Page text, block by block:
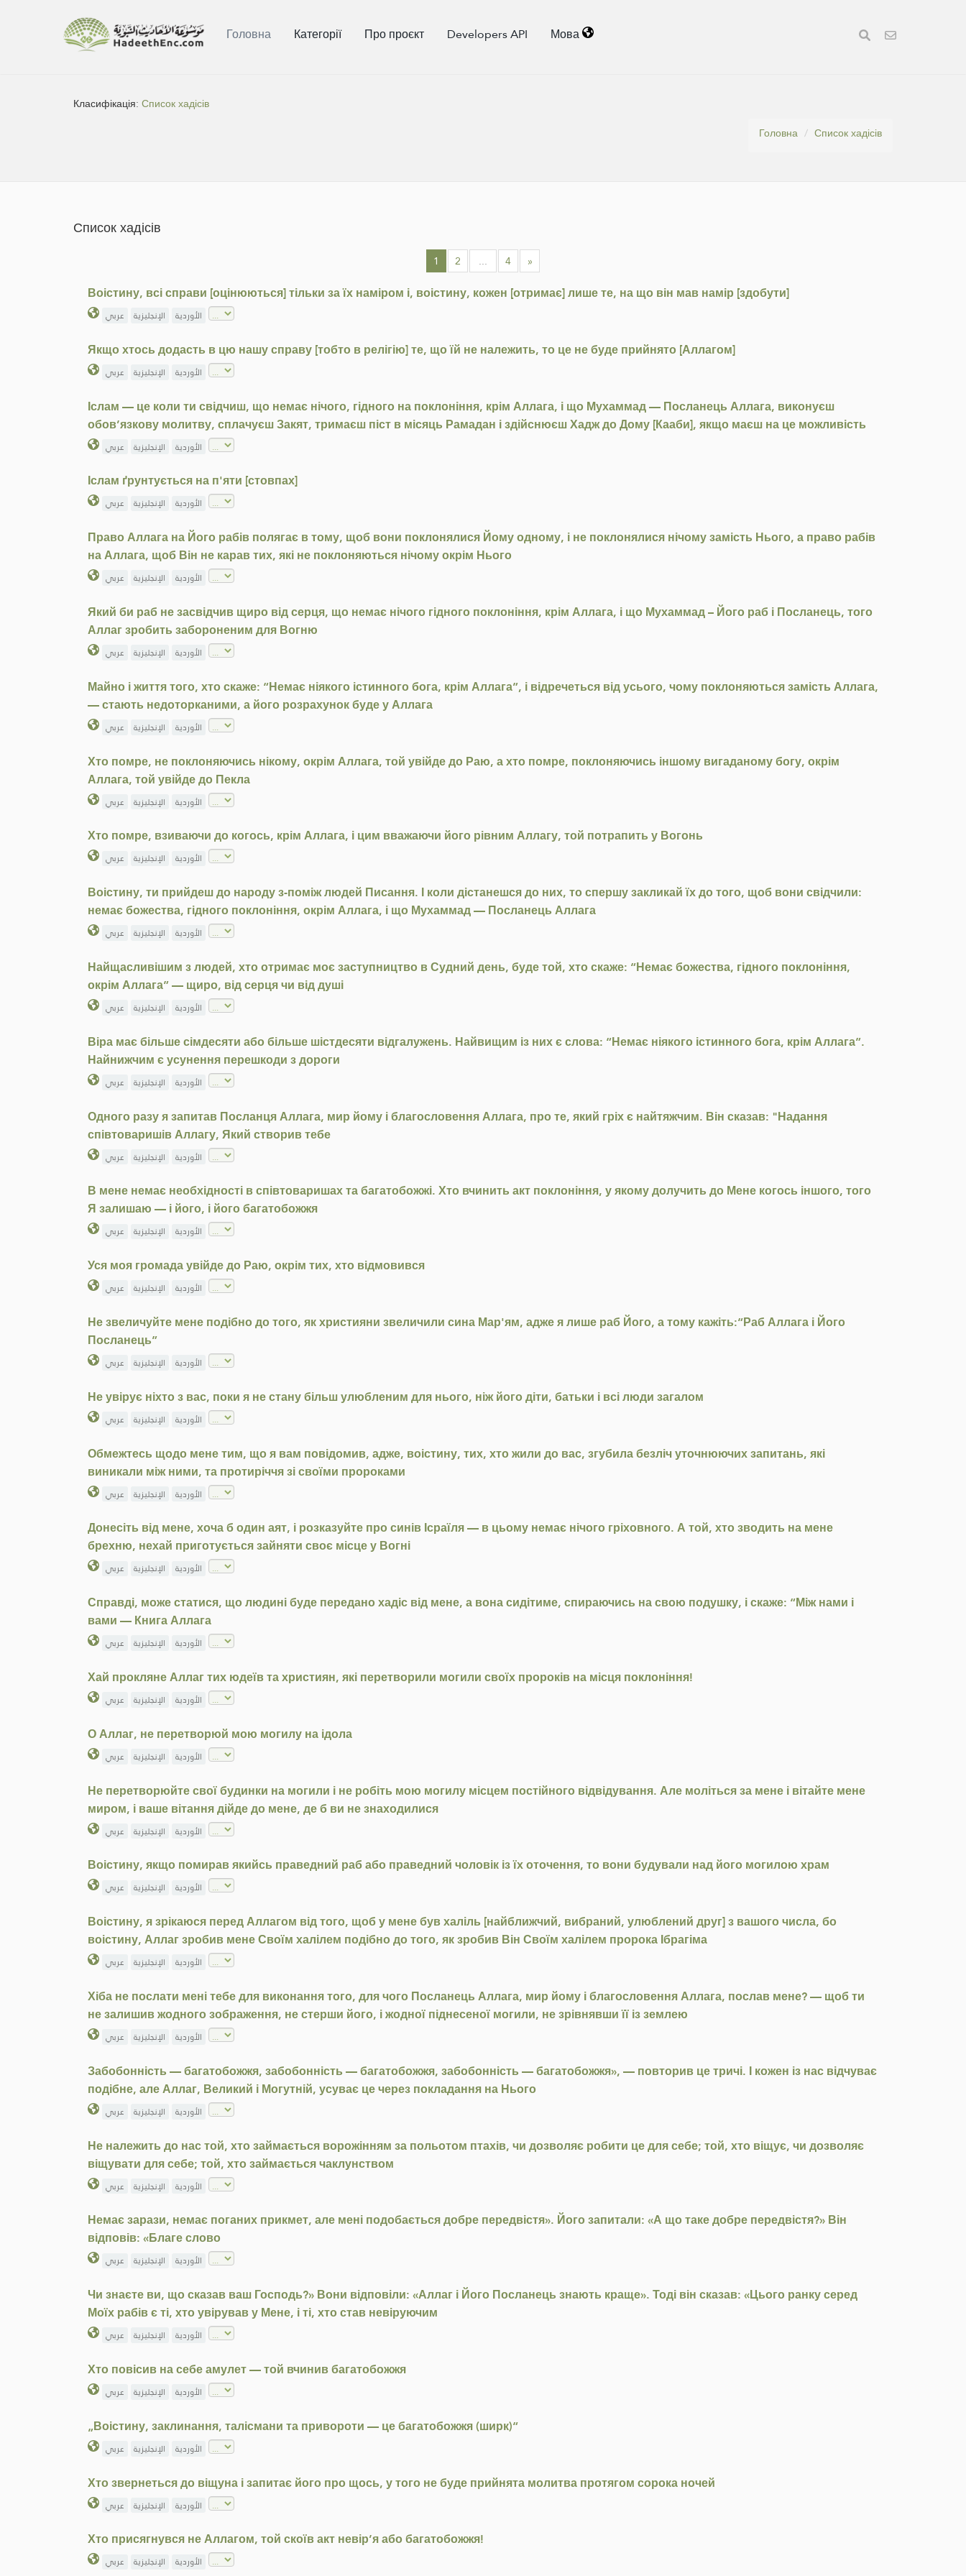
Головна Категорії Про проєкт Developers API Мова
Класифікація:Список хадісів
Головна
Список хадісів
Список хадісів
1 2 ... 4 »
Воістину, всі справи [оцінюються] тільки за їх наміром і, воістину, кожен [отримає] лише те, на що він мав намір [здобути]
عربي الإنجليزية الأوردية
Якщо хтось додасть в цю нашу справу [тобто в релігію] те, що їй не належить, то це не буде прийнято [Аллагом]
عربي الإنجليزية الأوردية
Іслам — це коли ти свідчиш, що немає нічого, гідного на поклоніння, крім Аллага, і що Мухаммад — Посланець Аллага, виконуєш
обов’язкову молитву, сплачуєш Закят, тримаєш піст в місяць Рамадан і здійснюєш Хадж до Дому [Кааби], якщо маєш на це можливість
عربي الإنجليزية الأوردية
Іслам ґрунтується на п'яти [стовпах]
عربي الإنجليزية الأوردية
Право Аллага на Його рабів полягає в тому, щоб вони поклонялися Йому одному, і не поклонялися нічому замість Нього, а право рабів
на Аллага, щоб Він не карав тих, які не поклоняються нічому окрім Нього
عربي الإنجليزية الأوردية
Який би раб не засвідчив щиро від серця, що немає нічого гідного поклоніння, крім Аллага, і що Мухаммад – Його раб і Посланець, того
Аллаг зробить забороненим для Вогню
عربي الإنجليزية الأوردية
Майно і життя того, хто скаже: “Немає ніякого істинного бога, крім Аллага”, і відречеться від усього, чому поклоняються замість Аллага,
— стають недоторканими, а його розрахунок буде у Аллага
عربي الإنجليزية الأوردية
Хто помре, не поклоняючись нікому, окрім Аллага, той увійде до Раю, а хто помре, поклоняючись іншому вигаданому богу, окрім
Аллага, той увійде до Пекла
عربي الإنجليزية الأوردية
Хто помре, взиваючи до когось, крім Аллага, і цим вважаючи його рівним Аллагу, той потрапить у Вогонь
عربي الإنجليزية الأوردية
Воістину, ти прийдеш до народу з-поміж людей Писання. І коли дістанешся до них, то спершу закликай їх до того, щоб вони свідчили:
немає божества, гідного поклоніння, окрім Аллага, і що Мухаммад — Посланець Аллага
عربي الإنجليزية الأوردية
Найщасливішим з людей, хто отримає моє заступництво в Судний день, буде той, хто скаже: “Немає божества, гідного поклоніння,
окрім Аллага” — щиро, від серця чи від душі
عربي الإنجليزية الأوردية
Віра має більше сімдесяти або більше шістдесяти відгалужень. Найвищим із них є слова: “Немає ніякого істинного бога, крім Аллага”.
Найнижчим є усунення перешкоди з дороги
عربي الإنجليزية الأوردية
Одного разу я запитав Посланця Аллага, мир йому і благословення Аллага, про те, який гріх є найтяжчим. Він сказав: "Надання
співтоваришів Аллагу, Який створив тебе
عربي الإنجليزية الأوردية
В мене немає необхідності в співтоваришах та багатобожжі. Хто вчинить акт поклоніння, у якому долучить до Мене когось іншого, того
Я залишаю — і його, і його багатобожжя
عربي الإنجليزية الأوردية
Уся моя громада увійде до Раю, окрім тих, хто відмовився
عربي الإنجليزية الأوردية
Не звеличуйте мене подібно до того, як християни звеличили сина Мар'ям, адже я лише раб Його, а тому кажіть:“Раб Аллага і Його
Посланець”
عربي الإنجليزية الأوردية
Не увірує ніхто з вас, поки я не стану більш улюбленим для нього, ніж його діти, батьки і всі люди загалом
عربي الإنجليزية الأوردية
Обмежтесь щодо мене тим, що я вам повідомив, адже, воістину, тих, хто жили до вас, згубила безліч уточнюючих запитань, які
виникали між ними, та протиріччя зі своїми пророками
عربي الإنجليزية الأوردية
Донесіть від мене, хоча б один аят, і розказуйте про синів Ісраїля — в цьому немає нічого гріховного. А той, хто зводить на мене
брехню, нехай приготується зайняти своє місце у Вогні
عربي الإنجليزية الأوردية
Справді, може статися, що людині буде передано хадіс від мене, а вона сидітиме, спираючись на свою подушку, і скаже: “Між нами і
вами — Книга Аллага
عربي الإنجليزية الأوردية
Хай прокляне Аллаг тих юдеїв та християн, які перетворили могили своїх пророків на місця поклоніння!
عربي الإنجليزية الأوردية
О Аллаг, не перетворюй мою могилу на ідола
عربي الإنجليزية الأوردية
Не перетворюйте свої будинки на могили і не робіть мою могилу місцем постійного відвідування. Але моліться за мене і вітайте мене
миром, і ваше вітання дійде до мене, де б ви не знаходилися
عربي الإنجليزية الأوردية
Воістину, якщо помирав якийсь праведний раб або праведний чоловік із їх оточення, то вони будували над його могилою храм
عربي الإنجليزية الأوردية
Воістину, я зрікаюся перед Аллагом від того, щоб у мене був халіль [найближчий, вибраний, улюблений друг] з вашого числа, бо
воістину, Аллаг зробив мене Своїм халілем подібно до того, як зробив Він Своїм халілем пророка Ібрагіма
عربي الإنجليزية الأوردية
Хіба не послати мені тебе для виконання того, для чого Посланець Аллага, мир йому і благословення Аллага, послав мене? — щоб ти
не залишив жодного зображення, не стерши його, і жодної піднесеної могили, не зрівнявши її із землею
عربي الإنجليزية الأوردية
Забобонність — багатобожжя, забобонність — багатобожжя, забобонність — багатобожжя», — повторив це тричі. І кожен із нас відчуває
подібне, але Аллаг, Великий і Могутній, усуває це через покладання на Нього
عربي الإنجليزية الأوردية
Не належить до нас той, хто займається ворожінням за польотом птахів, чи дозволяє робити це для себе; той, хто віщує, чи дозволяє
віщувати для себе; той, хто займається чаклунством
عربي الإنجليزية الأوردية
Немає зарази, немає поганих прикмет, але мені подобається добре передвістя». Його запитали: «А що таке добре передвістя?» Він
відповів: «Благе слово
عربي الإنجليزية الأوردية
Чи знаєте ви, що сказав ваш Господь?» Вони відповіли: «Аллаг і Його Посланець знають краще». Тоді він сказав: «Цього ранку серед
Моїх рабів є ті, хто увірував у Мене, і ті, хто став невіруючим
عربي الإنجليزية الأوردية
Хто повісив на себе амулет — той вчинив багатобожжя
عربي الإنجليزية الأوردية
„Воістину, заклинання, талісмани та привороти — це багатобожжя (ширк)“
عربي الإنجليزية الأوردية
Хто звернеться до віщуна і запитає його про щось, у того не буде прийнята молитва протягом сорока ночей
عربي الإنجليزية الأوردية
Хто присягнувся не Аллагом, той скоїв акт невір’я або багатобожжя!
عربي الإنجليزية الأوردية